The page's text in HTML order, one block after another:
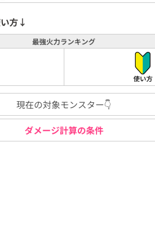
方↓
最強火力ランキング
使い方
現在の対象モンスター👇
ダメージ計算の条件